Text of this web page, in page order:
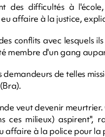
des difficultés à
affaire à la justice,
conflits avec lesquels
membre d'un gang
demandeurs de telles
veut devenir
ces milieux) aspirent",
affaire à la police pour la